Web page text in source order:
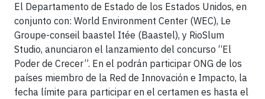
El Departamento de Estado de los Estados Unidos, en
conjunto con: World Environment Center (WEC), Le
Groupe-conseil baastel Itée (Baastel), y RioSlum
Studio, anunciaron el lanzamiento del concurso “El
Poder de Crecer”. En el podrán participar ONG de los
países miembro de la Red de Innovación e Impacto, la
fecha límite para participar en el certamen es hasta el